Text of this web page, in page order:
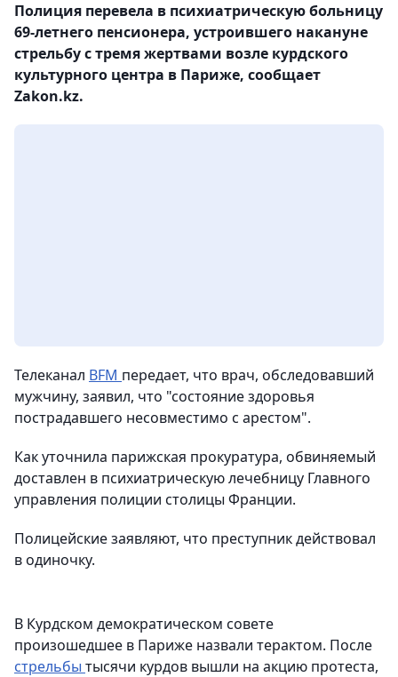
Полиция перевела в психиатрическую больницу
69-летнего пенсионера, устроившего накануне
стрельбу с тремя жертвами возле курдского
культурного центра в Париже, сообщает
Zakon.kz.
Телеканал BFM передает, что врач, обследовавший
мужчину, заявил, что "состояние здоровья
пострадавшего несовместимо с арестом".
Как уточнила парижская прокуратура, обвиняемый
доставлен в психиатрическую лечебницу Главного
управления полиции столицы Франции.
Полицейские заявляют, что преступник действовал
в одиночку.
В Курдском демократическом совете
произошедшее в Париже назвали терактом. После
стрельбы тысячи курдов вышли на акцию протеста,